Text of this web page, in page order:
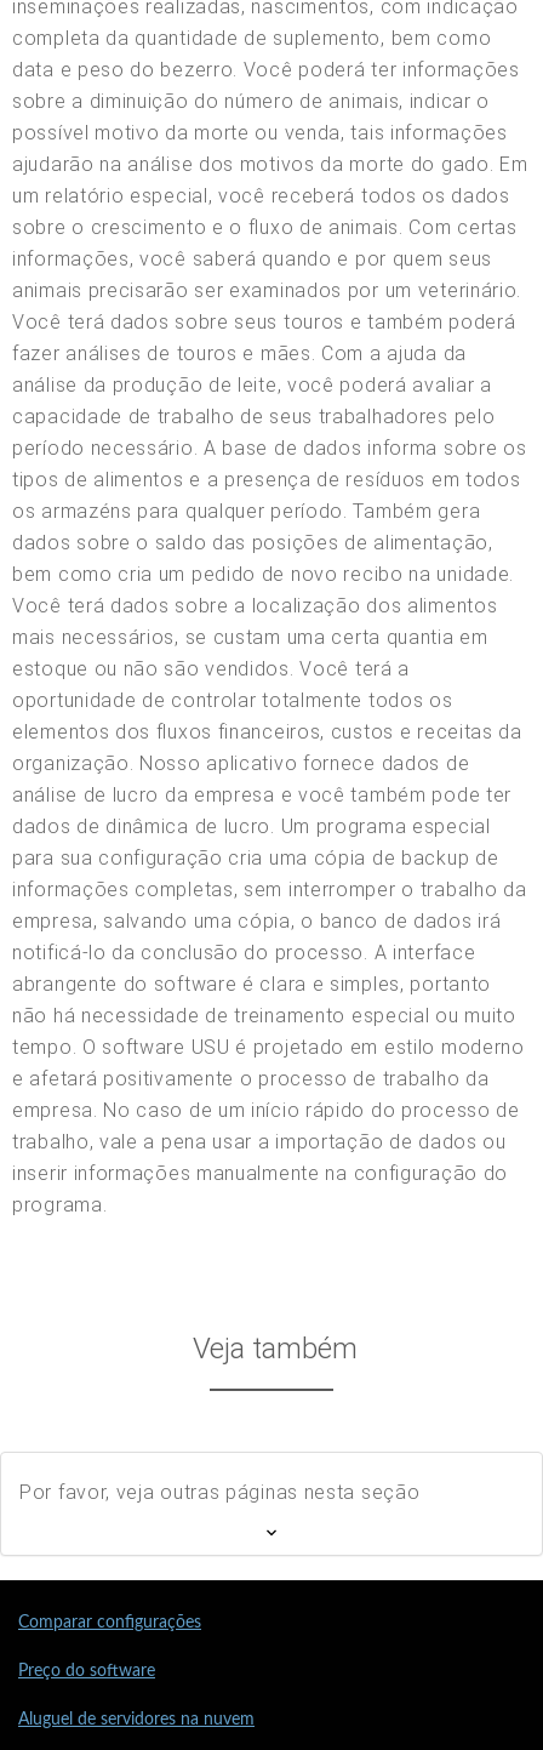
inseminações realizadas, nascimentos, com indicação
completa da quantidade de suplemento, bem como
data e peso do bezerro. Você poderá ter informações
sobre a diminuição do número de animais, indicar o
possível motivo da morte ou venda, tais informações
ajudarão na análise dos motivos da morte do gado. Em
um relatório especial, você receberá todos os dados
sobre o crescimento e o fluxo de animais. Com certas
informações, você saberá quando e por quem seus
animais precisarão ser examinados por um veterinário.
Você terá dados sobre seus touros e também poderá
fazer análises de touros e mães. Com a ajuda da
análise da produção de leite, você poderá avaliar a
capacidade de trabalho de seus trabalhadores pelo
período necessário. A base de dados informa sobre os
tipos de alimentos e a presença de resíduos em todos
os armazéns para qualquer período. Também gera
dados sobre o saldo das posições de alimentação,
bem como cria um pedido de novo recibo na unidade.
Você terá dados sobre a localização dos alimentos
mais necessários, se custam uma certa quantia em
estoque ou não são vendidos. Você terá a
oportunidade de controlar totalmente todos os
elementos dos fluxos financeiros, custos e receitas da
organização. Nosso aplicativo fornece dados de
análise de lucro da empresa e você também pode ter
dados de dinâmica de lucro. Um programa especial
para sua configuração cria uma cópia de backup de
informações completas, sem interromper o trabalho da
empresa, salvando uma cópia, o banco de dados irá
notificá-lo da conclusão do processo. A interface
abrangente do software é clara e simples, portanto
não há necessidade de treinamento especial ou muito
tempo. O software USU é projetado em estilo moderno
e afetará positivamente o processo de trabalho da
empresa. No caso de um início rápido do processo de
trabalho, vale a pena usar a importação de dados ou
inserir informações manualmente na configuração do
programa.
Veja também
Por favor, veja outras páginas nesta seção
Comparar configurações
Preço do software
Aluguel de servidores na nuvem